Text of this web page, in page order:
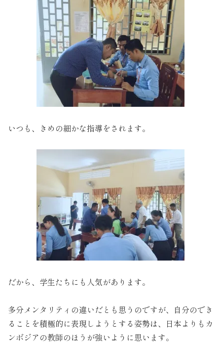
いつも、きめの細かな指導をされます。
だから、学生たちにも人気があります。
多分メンタリティの違いだとも思うのですが、自分のでき
ることを積極的に表現しようとする姿勢は、日本よりもカ
ンボジアの教師のほうが強いように思います。